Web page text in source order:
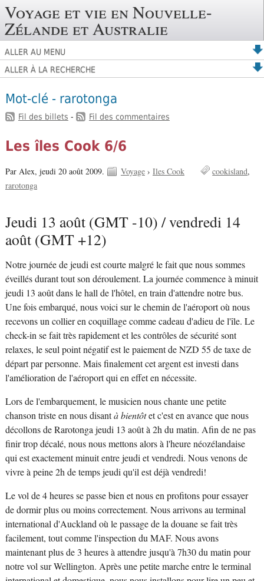
Voyage et vie en Nouvelle-
Zélande et Australie
ALLER AU MENU
ALLER À LA RECHERCHE
Mot-clé - rarotonga
Fil des billets - Fil des commentaires
Les îles Cook 6/6
Par Alex, jeudi 20 août 2009. Voyage› Iles Cook
cookisland
rarotonga
Jeudi 13 août (GMT -10) / vendredi 14
août (GMT +12)
Notre journée de jeudi est courte malgré le fait que nous sommes
éveillés durant tout son déroulement. La journée commence à minuit
jeudi 13 août dans le hall de l'hôtel, en train d'attendre notre bus.
Une fois embarqué, nous voici sur le chemin de l'aéroport où nous
recevons un collier en coquillage comme cadeau d'adieu de l'île. Le
check-in se fait très rapidement et les contrôles de sécurité sont
relaxes, le seul point négatif est le paiement de NZD 55 de taxe de
départ par personne. Mais finalement cet argent est investi dans
l'amélioration de l'aéroport qui en effet en nécessite.
Lors de l'embarquement, le musicien nous chante une petite
chanson triste en nous disantà bientôtet c'est en avance que nous
décollons de Rarotonga jeudi 13 août à 2h du matin. Afin de ne pas
finir trop décalé, nous nous mettons alors à l'heure néozélandaise
qui est exactement minuit entre jeudi et vendredi. Nous venons de
vivre à peine 2h de temps jeudi qu'il est déjà vendredi!
Le vol de 4 heures se passe bien et nous en profitons pour essayer
de dormir plus ou moins correctement. Nous arrivons au terminal
international d'Auckland où le passage de la douane se fait très
facilement, tout comme l'inspection du MAF. Nous avons
maintenant plus de 3 heures à attendre jusqu'à 7h30 du matin pour
notre vol sur Wellington. Après une petite marche entre le terminal